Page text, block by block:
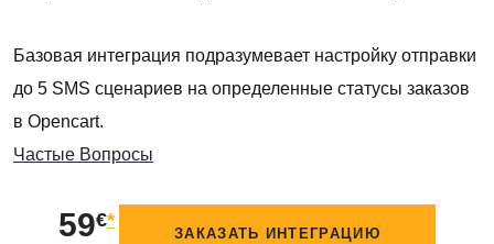
Базовая интеграция подразумевает настройку отправки
до 5 SMS сценариев на определенные статусы заказов
в Opencart.
Частые Вопросы
59€*
ЗАКАЗАТЬ ИНТЕГРАЦИЮ